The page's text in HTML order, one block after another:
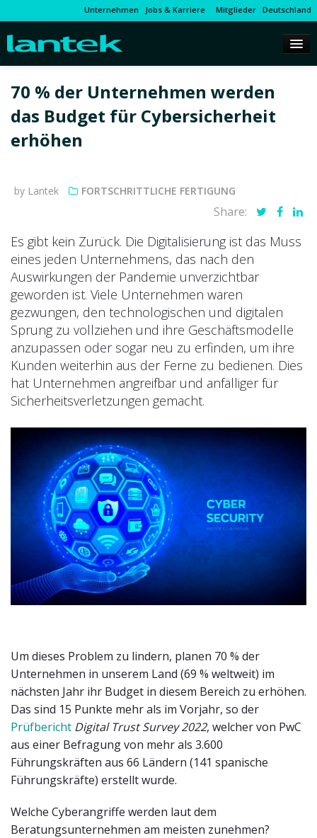
Unternehmen Jobs & Karriere Mitglieder Deutschland
70 % der Unternehmen werden
das Budget für Cybersicherheit
erhöhen
by Lantek FORTSCHRITTLICHE FERTIGUNG
Share:
Es gibt kein Zurück. Die Digitalisierung ist das Muss
eines jeden Unternehmens, das nach den
Auswirkungen der Pandemie unverzichtbar
geworden ist. Viele Unternehmen waren
gezwungen, den technologischen und digitalen
Sprung zu vollziehen und ihre Geschäftsmodelle
anzupassen oder sogar neu zu erfinden, um ihre
Kunden weiterhin aus der Ferne zu bedienen. Dies
hat Unternehmen angreifbar und anfälliger für
Sicherheitsverletzungen gemacht.
Um dieses Problem zu lindern, planen 70 % der
Unternehmen in unserem Land (69 % weltweit) im
nächsten Jahr ihr Budget in diesem Bereich zu erhöhen.
Das sind 15 Punkte mehr als im Vorjahr, so der
Prüfbericht Digital Trust Survey 2022, welcher von PwC
aus einer Befragung von mehr als 3.600
Führungskräften aus 66 Ländern (141 spanische
Führungskräfte) erstellt wurde.
Welche Cyberangriffe werden laut dem
Beratungsunternehmen am meisten zunehmen?